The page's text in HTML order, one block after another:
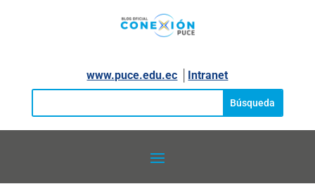
www.puce.edu.ec Intranet